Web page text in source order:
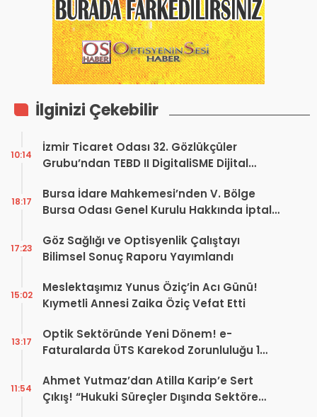
İlginizi Çekebilir
İzmir Ticaret Odası 32. Gözlükçüler
Grubu’ndan TEBD II DigitaliSME Dijital
10:14
Bursa İdare Mahkemesi’nden V. Bölge
Bursa Odası Genel Kurulu Hakkında İptal
18:17
Göz Sağlığı ve Optisyenlik Çalıştayı
Bilimsel Sonuç Raporu Yayımlandı
17:23
Meslektaşımız Yunus Öziç’in Acı Günü!
Kıymetli Annesi Zaika Öziç Vefat Etti
15:02
Optik Sektöründe Yeni Dönem! e-
Faturalarda ÜTS Karekod Zorunluluğu 1
13:17
Ahmet Yutmaz’dan Atilla Karip’e Sert
Çıkış! “Hukuki Süreçler Dışında Sektöre
11:54